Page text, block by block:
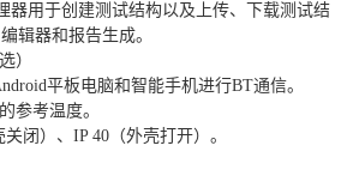
器用于创建测试结构以及上传、下载测试结
辑器和报告生成。
）
平板电脑和智能手机进行BT通信。
参考温度。
闭）、IP 40（外壳打开）。